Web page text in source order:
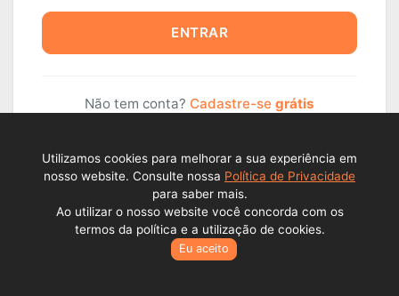
ENTRAR
Não tem conta? Cadastre-se grátis
Todos os direitos reservados © Lance Alienações Virtuais EPP
Utilizamos cookies para melhorar a sua experiência em
nosso website. Consulte nossa Política de Privacidade
para saber mais.
Ao utilizar o nosso website você concorda com os
termos da política e a utilização de cookies.
Eu aceito